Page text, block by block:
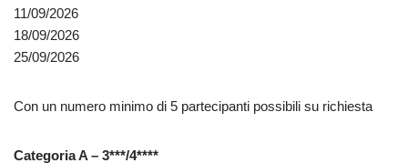
11/09/2026
18/09/2026
25/09/2026
Con un numero minimo di 5 partecipanti possibili su richiesta
Categoria A – 3***/4****